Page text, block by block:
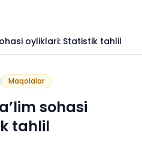
oyliklari: Statistik tahlil
Maqolalar
sohasi
tahlil